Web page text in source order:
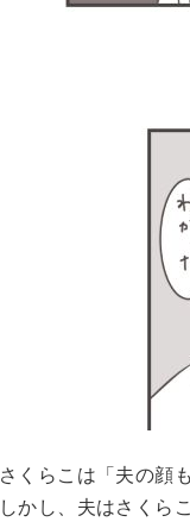
さくらこは「夫の顔
しかし、夫はさくら